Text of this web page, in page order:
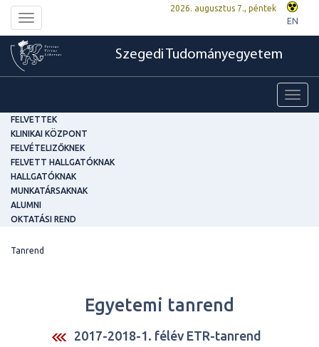
Toggle
navigation
2026. augusztus 7., péntek
EN
Szegedi Tudományegyetem
FELVETTEK
KLINIKAI KÖZPONT
FELVÉTELIZŐKNEK
FELVETT HALLGATÓKNAK
HALLGATÓKNAK
MUNKATÁRSAKNAK
ALUMNI
OKTATÁSI REND
Tanrend
Egyetemi tanrend
2017-2018-1. félév ETR-tanrend